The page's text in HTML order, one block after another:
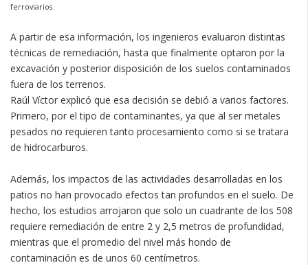
ferroviarios.
A partir de esa información, los ingenieros evaluaron distintas
técnicas de remediación, hasta que finalmente optaron por la
excavación y posterior disposición de los suelos contaminados
fuera de los terrenos.
Raúl Víctor explicó que esa decisión se debió a varios factores.
Primero, por el tipo de contaminantes, ya que al ser metales
pesados no requieren tanto procesamiento como si se tratara
de hidrocarburos.
Además, los impactos de las actividades desarrolladas en los
patios no han provocado efectos tan profundos en el suelo. De
hecho, los estudios arrojaron que solo un cuadrante de los 508
requiere remediación de entre 2 y 2,5 metros de profundidad,
mientras que el promedio del nivel más hondo de
contaminación es de unos 60 centímetros.